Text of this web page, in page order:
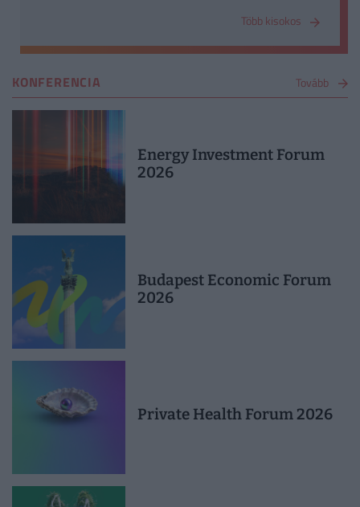
Több kisokos
KONFERENCIA Tovább
Energy Investment Forum
2026
Budapest Economic Forum
2026
Private Health Forum 2026